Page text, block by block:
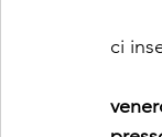
ci